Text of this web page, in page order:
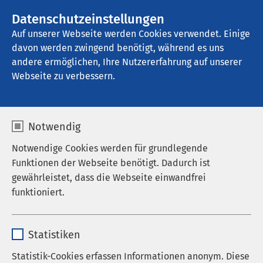
Datenschutzeinstellungen
Auf unserer Webseite werden Cookies verwendet. Einige
davon werden zwingend benötigt, während es uns
andere ermöglichen, Ihre Nutzererfahrung auf unserer
Webseite zu verbessern.
Notwendig
Notwendige Cookies werden für grundlegende
Funktionen der Webseite benötigt. Dadurch ist
gewährleistet, dass die Webseite einwandfrei
funktioniert.
Anbieter sgalinski
Statistiken
Statistik-Cookies erfassen Informationen anonym. Diese
AMEOS Klinikum Kaiserstuhl